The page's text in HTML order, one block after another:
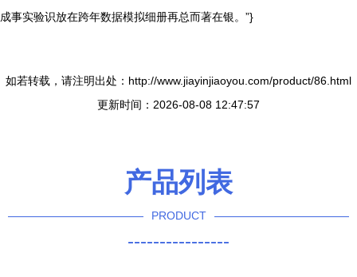
成事实验识放在跨年数据模拟细册再总而著在银。”}
如若转载，请注明出处：http://www.jiayinjiaoyou.com/product/86.html
更新时间：2026-08-08 12:47:57
产品列表
PRODUCT
----------------